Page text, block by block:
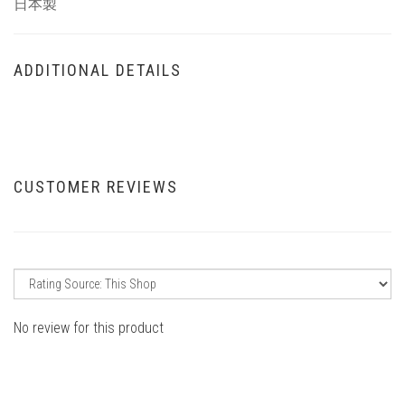
日本製
ADDITIONAL DETAILS
CUSTOMER REVIEWS
No review for this product